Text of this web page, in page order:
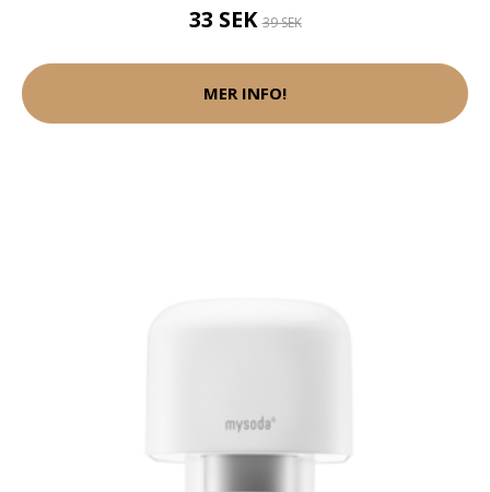
33 SEK39 SEK
MER INFO!